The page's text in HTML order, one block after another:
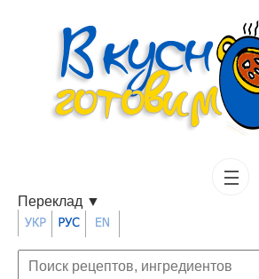
Переклад ▼